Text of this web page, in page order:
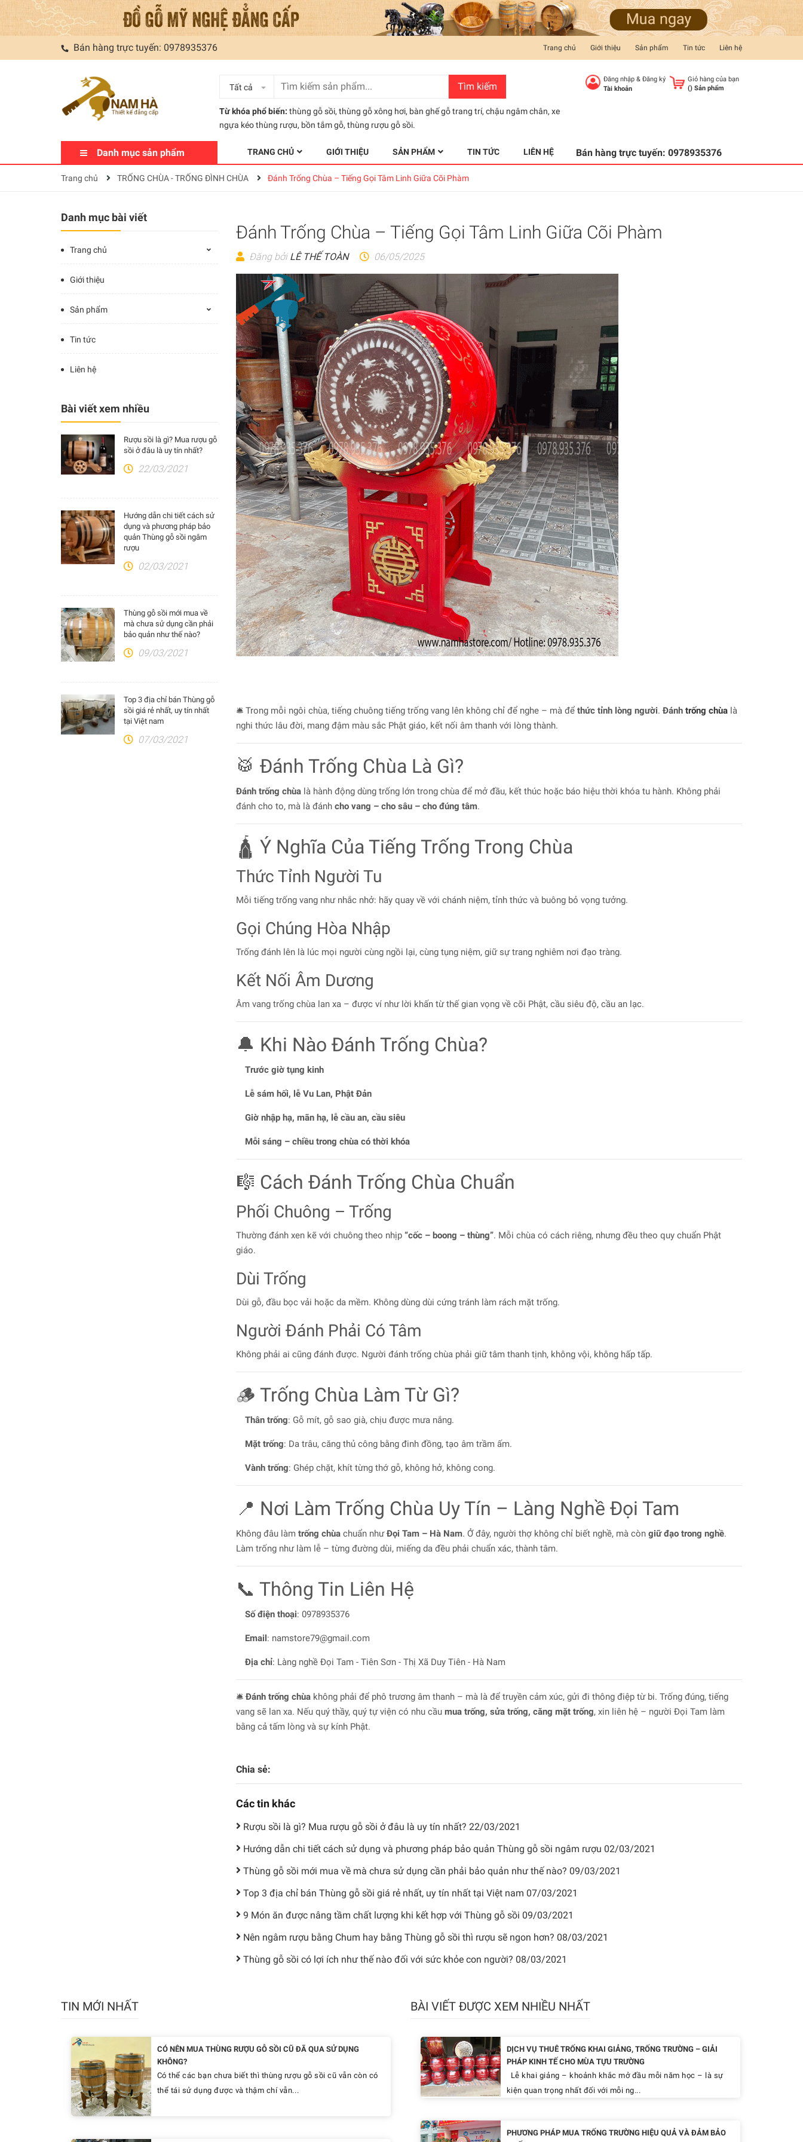
Bán hàng trực tuyến: 0978935376 Trang chủ Giới thiệu Sản phẩm Tin tức Liên hệ
Tất cả Tìm kiếm
Từ khóa phổ biến: thùng gỗ sồi, thùng gỗ xông hơi, bàn ghế gỗ trang trí, chậu ngâm chân, xe
ngựa kéo thùng rượu, bồn tắm gỗ, thùng rượu gỗ sồi.
Đăng nhập& Đăng ký
Tài khoản
Giỏ hàng của bạn
() Sản phẩm
Danh mục sản phẩm TRANG CHỦ GIỚI THIỆU SẢN PHẨM TIN TỨC LIÊN HỆ Bán hàng trực tuyến: 0978935376
Trang chủ TRỐNG CHÙA - TRỐNG ĐÌNH CHÙA Đánh Trống Chùa – Tiếng Gọi Tâm Linh Giữa Cõi Phàm
Danh mục bài viết
Trang chủ
Giới thiệu
Sản phẩm
Tin tức
Liên hệ
Bài viết xem nhiều
Rượu sồi là gì? Mua rượu gỗ
sồi ở đâu là uy tín nhất?
22/03/2021
Hướng dẫn chi tiết cách sử
dụng và phương pháp bảo
quản Thùng gỗ sồi ngâm
rượu
02/03/2021
Thùng gỗ sồi mới mua về
mà chưa sử dụng cần phải
bảo quản như thế nào?
09/03/2021
Top 3 địa chỉ bán Thùng gỗ
sồi giá rẻ nhất, uy tín nhất
tại Việt nam
07/03/2021
Đánh Trống Chùa – Tiếng Gọi Tâm Linh Giữa Cõi Phàm
Đăng bởi LÊ THẾ TOÀN 06/05/2025
🛎️ Trong mỗi ngôi chùa, tiếng chuông tiếng trống vang lên không chỉ để nghe – mà để thức tỉnh lòng người.Đánh trống chùalà
nghi thức lâu đời, mang đậm màu sắc Phật giáo, kết nối âm thanh với lòng thành.
🥁 Đánh Trống Chùa Là Gì?
Đánh trống chùalà hành động dùng trống lớn trong chùa để mở đầu, kết thúc hoặc báo hiệu thời khóa tu hành. Không phải
đánh cho to, mà là đánh cho vang – cho sâu – cho đúng tâm.
🛕 Ý Nghĩa Của Tiếng Trống Trong Chùa
Thức Tỉnh Người Tu
Mỗi tiếng trống vang như nhắc nhở: hãy quay về với chánh niệm, tỉnh thức và buông bỏ vọng tưởng.
Gọi Chúng Hòa Nhập
Trống đánh lên là lúc mọi người cùng ngồi lại, cùng tụng niệm, giữ sự trang nghiêm nơi đạo tràng.
Kết Nối Âm Dương
Âm vang trống chùa lan xa – được ví như lời khấn từ thế gian vọng về cõi Phật, cầu siêu độ, cầu an lạc.
🔔 Khi Nào Đánh Trống Chùa?
Trước giờ tụng kinh
Lễ sám hối, lễ Vu Lan, Phật Đản
Giờ nhập hạ, mãn hạ, lễ cầu an, cầu siêu
Mỗi sáng – chiều trong chùa có thời khóa
🎼 Cách Đánh Trống Chùa Chuẩn
Phối Chuông – Trống
Thường đánh xen kẽ với chuông theo nhịp “cốc – boong – thùng”. Mỗi chùa có cách riêng, nhưng đều theo quy chuẩn Phật
giáo.
Dùi Trống
Dùi gỗ, đầu bọc vải hoặc da mềm. Không dùng dùi cứng tránh làm rách mặt trống.
Người Đánh Phải Có Tâm
Không phải ai cũng đánh được. Người đánh trống chùa phải giữ tâm thanh tịnh, không vội, không hấp tấp.
🪵 Trống Chùa Làm Từ Gì?
Thân trống: Gỗ mít, gỗ sao già, chịu được mưa nắng.
Mặt trống: Da trâu, căng thủ công bằng đinh đồng, tạo âm trầm ấm.
Vành trống: Ghép chặt, khít từng thớ gỗ, không hở, không cong.
📍 Nơi Làm Trống Chùa Uy Tín – Làng Nghề Đọi Tam
Không đâu làm trống chùachuẩn nhưĐọi Tam – Hà Nam. Ở đây, người thợ không chỉ biết nghề, mà còn giữ đạo trong nghề.
Làm trống như làm lễ – từng đường dùi, miếng da đều phải chuẩn xác, thành tâm.
📞 Thông Tin Liên Hệ
Số điện thoại: 0978935376
Email: namstore79@gmail.com
Địa chỉ: Làng nghề Đọi Tam - Tiên Sơn - Thị Xã Duy Tiên - Hà Nam
🛎️Đánh trống chùakhông phải để phô trương âm thanh – mà là để truyền cảm xúc, gửi đi thông điệp từ bi. Trống đúng, tiếng
vang sẽ lan xa. Nếu quý thầy, quý tự viện có nhu cầu mua trống, sửa trống, căng mặt trống, xin liên hệ – người Đọi Tam làm
bằng cả tấm lòng và sự kính Phật.
Chia sẻ:
Các tin khác
Rượu sồi là gì? Mua rượu gỗ sồi ở đâu là uy tín nhất? 22/03/2021
Hướng dẫn chi tiết cách sử dụng và phương pháp bảo quản Thùng gỗ sồi ngâm rượu 02/03/2021
Thùng gỗ sồi mới mua về mà chưa sử dụng cần phải bảo quản như thế nào? 09/03/2021
Top 3 địa chỉ bán Thùng gỗ sồi giá rẻ nhất, uy tín nhất tại Việt nam 07/03/2021
9 Món ăn được nâng tầm chất lượng khi kết hợp với Thùng gỗ sồi 09/03/2021
Nên ngâm rượu bằng Chum hay bằng Thùng gỗ sồi thì rượu sẽ ngon hơn? 08/03/2021
Thùng gỗ sồi có lợi ích như thế nào đối với sức khỏe con người? 08/03/2021
TIN MỚI NHẤT
CÓ NÊN MUA THÙNG RƯỢU GỖ SỒI CŨ ĐÃ QUA SỬ DỤNG
KHÔNG?
Có thể các bạn chưa biết thì thùng rượu gỗ sồi cũ vẫn còn có
thể tái sử dụng được và thậm chí vẫn...
BÀI VIẾT ĐƯỢC XEM NHIỀU NHẤT
DỊCH VỤ THUÊ TRỐNG KHAI GIẢNG, TRỐNG TRƯỜNG – GIẢI
PHÁP KINH TẾ CHO MÙA TỰU TRƯỜNG
Lễ khai giảng – khoảnh khắc mở đầu mỗi năm học – là sự
kiện quan trọng nhất đối với mỗi ng...
PHƯƠNG PHÁP MUA TRỐNG TRƯỜNG HIỆU QUẢ VÀ ĐẢM BẢO